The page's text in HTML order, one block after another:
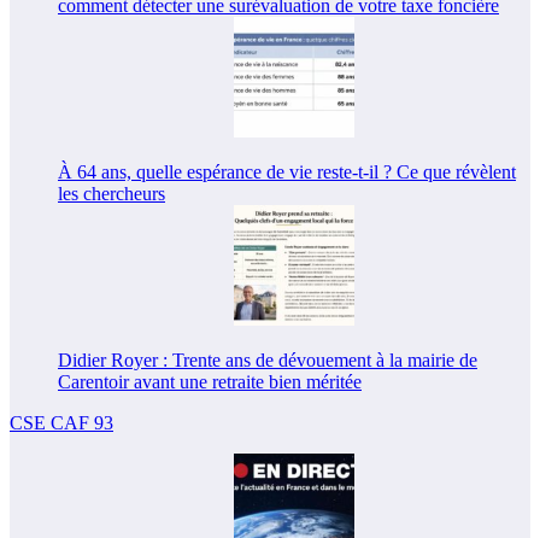
comment détecter une surévaluation de votre taxe foncière
À 64 ans, quelle espérance de vie reste-t-il ? Ce que révèlent
les chercheurs
Didier Royer : Trente ans de dévouement à la mairie de
Carentoir avant une retraite bien méritée
CSE CAF 93